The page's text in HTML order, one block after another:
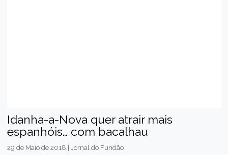
Idanha-a-Nova quer atrair mais
espanhóis… com bacalhau
29 de Maio de 2018 | Jornal do Fundão